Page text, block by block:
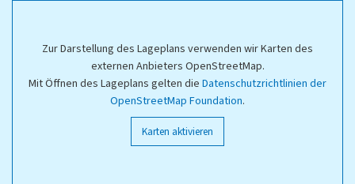
Zur Darstellung des Lageplans verwenden wir Karten des
externen Anbieters OpenStreetMap.
Mit Öffnen des Lageplans gelten die Datenschutzrichtlinien der
OpenStreetMap Foundation.
Karten aktivieren